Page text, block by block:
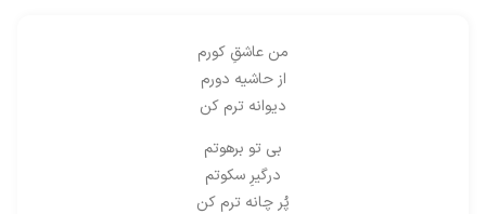
من عاشقِ كورم
از حاشيه دورم
ديوانه ترم كن
بى تو برهوتم
درگيرِ سكوتم
پُر چانه ترم كن